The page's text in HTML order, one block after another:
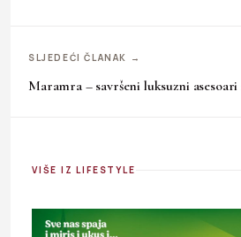
SLJEDEĆI ČLANAK →
Maramra – savršeni luksuzni
VIŠE IZ LIFESTYLE